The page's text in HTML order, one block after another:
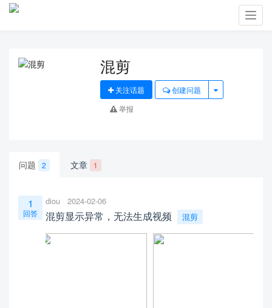
混剪
关注话题
创建问题
举报
问题 2 文章 1
1
回答
diou 2024-02-06
混剪显示异常，无法生成视频 混剪